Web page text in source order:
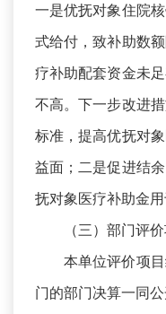
一是优抚对象住院
式给付，致补助数
疗补助配套资金未
不高。下一步改进
标准，提高优抚对
益面；二是促进结
抚对象医疗补助金用
（三）部门评
本单位评价项
门的部门决算一同公